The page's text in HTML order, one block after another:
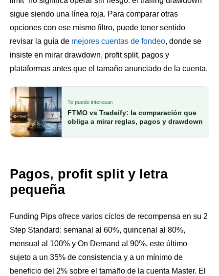
sigue siendo una línea roja. Para comparar otras
opciones con ese mismo filtro, puede tener sentido
revisar la guía de mejores cuentas de fondeo, donde se
insiste en mirar drawdown, profit split, pagos y
plataformas antes que el tamaño anunciado de la cuenta.
Te puede interesar:
FTMO vs Tradeify: la comparación que
obliga a mirar reglas, pagos y drawdown
Pagos, profit split y letra
pequeña
Funding Pips ofrece varios ciclos de recompensa en su 2
Step Standard: semanal al 60%, quincenal al 80%,
mensual al 100% y On Demand al 90%, este último
sujeto a un 35% de consistencia y a un mínimo de
beneficio del 2% sobre el tamaño de la cuenta Master. El